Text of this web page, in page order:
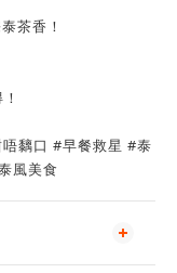
茶香！
黐口 #早餐救星 #泰
風美食